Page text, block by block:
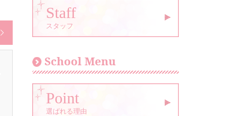
Staff
スタッフ
School Menu
Point
選ばれる理由